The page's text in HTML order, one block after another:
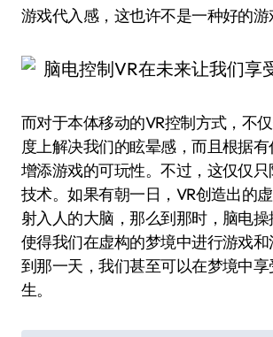
游戏代入感，这也许不是一种好的游
而对于本体移动的VR控制方式，不
度上解决我们的眩晕感，而且根据
增添游戏的可玩性。不过，这仅仅
技术。如果有朝一日，VR创造出的
射入人的大脑，那么到那时，脑电
使得我们在虚构的梦境中进行游戏
到那一天，我们甚至可以在梦境中享
生。